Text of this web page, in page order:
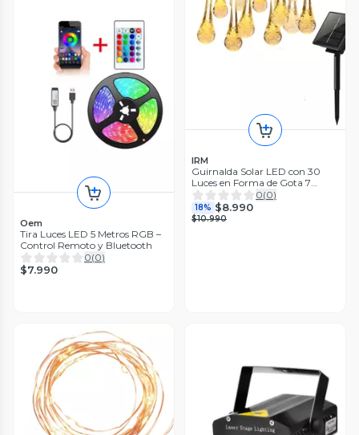
Oem
Tira Luces LED 5 Metros RGB –
Control Remoto y Bluetooth
0(0)
$7.990
IRM
Guirnalda Solar LED con 30
Luces en Forma de Gota 7
Metros de Luz C lida
0(0)
18% $8.990
$10.990